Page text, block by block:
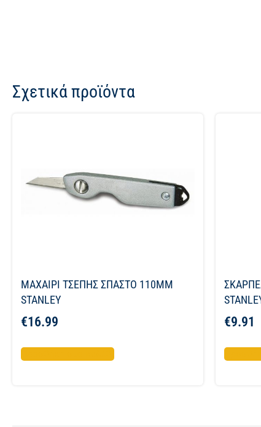
Σχετικά προϊόντα
ΜΑΧΑΙΡΙ ΤΣΕΠΗΣ ΣΠΑΣΤΟ 110MM
STANLEY
€16.99 €9.91